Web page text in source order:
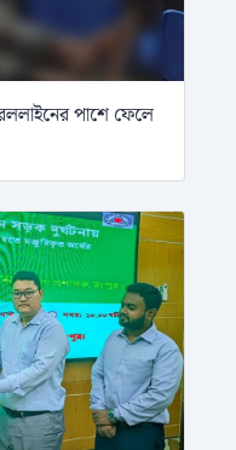
পাশে ফেলে